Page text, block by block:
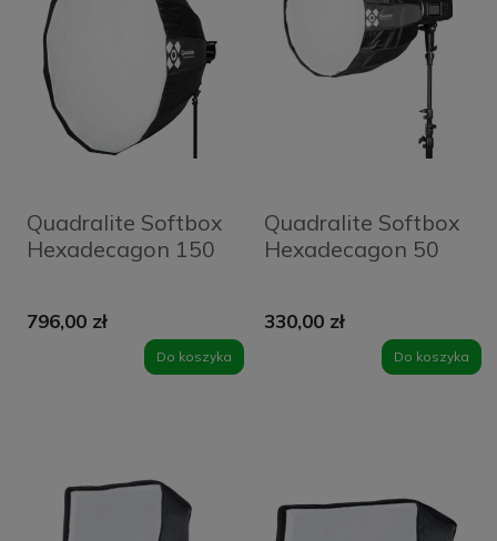
Quadralite Softbox
Hexadecagon 150
796,00 zł
Do koszyka
Quadralite Softbox
Hexadecagon 50
330,00 zł
Do koszyka